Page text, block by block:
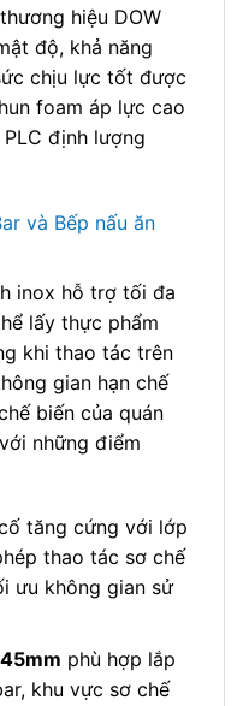
hiệu DOW
độ, khả năng
chịu lực tốt được
foam áp lực cao
định lượng
và Bếp nấu ăn
inox hỗ trợ tối đa
lấy thực phẩm
khi thao tác trên
gian hạn chế
biến của quán
những điểm
tăng cứng với lớp
thao tác sơ chế
ưu không gian sử
phù hợp lắp
khu vực sơ chế